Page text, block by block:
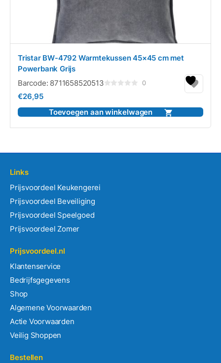
Tristar BW-4792 Warmtekussen 45×45 cm met
Powerbank Grijs
Barcode: 8711658520513
5
0
€26,95
Toevoegen aan winkelwagen
Links
Prijsvoordeel Keukengerei
Prijsvoordeel Beveiliging
Prijsvoordeel Speelgoed
Prijsvoordeel Zomer
Prijsvoordeel.nl
Klantenservice
Bedrijfsgegevens
Shop
Algemene Voorwaarden
Actie Voorwaarden
Veilig Shoppen
Bestellen